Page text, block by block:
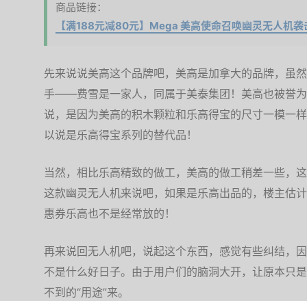
商品链接：
【满188元减80元】Mega 美高使命召唤幽灵无人机
先来说说美高这个品牌吧，美高是加拿大的品牌，虽
手——费雪是一家人，同属于美泰集团！美高也被誉
说，是因为美高的积木颗粒和乐高得宝的尺寸一模一
以说是乐高得宝系列的替代品！
当然，相比乐高精致的做工，美高的做工稍差一些，
这款幽灵无人机来说吧，如果是乐高出品的，楼主估
惠券乐高也不是经常放的！
再来说回无人机吧，说起这个东西，感觉有些纠结，
不是什么好日子。由于用户们的脑洞大开，让原本只
不到的“用途”来。